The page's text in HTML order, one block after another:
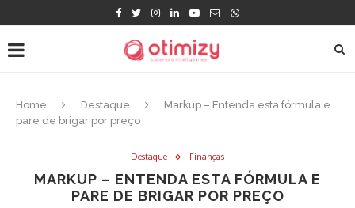
Home Destaque
Markup – Entenda esta fórmula e
pare de brigar por preço
Destaque Finanças
MARKUP – ENTENDA ESTA FÓRMULA E
PARE DE BRIGAR POR PREÇO